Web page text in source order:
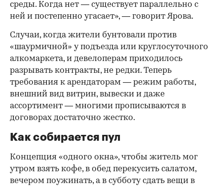
среды. Когда нет — существует параллельно с
ней и постепенно угасает», — говорит Ярова.
Случаи, когда жители бунтовали против
«шаурмичной» у подъезда или круглосуточного
алкомаркета, и девелоперам приходилось
разрывать контракты, не редки. Теперь
требования к арендаторам — режим работы,
внешний вид витрин, вывески и даже
ассортимент — многими прописываются в
договорах достаточно жестко.
Как собирается пул
Концепция «одного окна», чтобы житель мог
утром взять кофе, в обед перекусить салатом,
вечером поужинать, а в субботу сдать вещи в